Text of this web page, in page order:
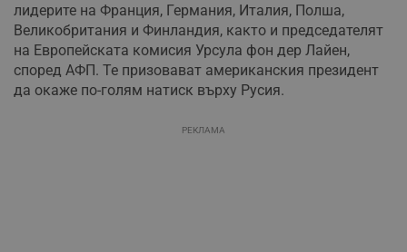
лидерите на Франция, Германия, Италия, Полша,
Великобритания и Финландия, както и председателят
на Европейската комисия Урсула фон дер Лайен,
според АФП. Те призовават американския президент
да окаже по-голям натиск върху Русия.
РЕКЛАМА